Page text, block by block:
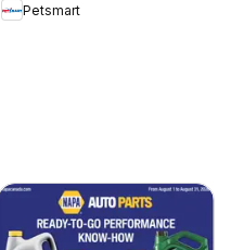
Petsmart